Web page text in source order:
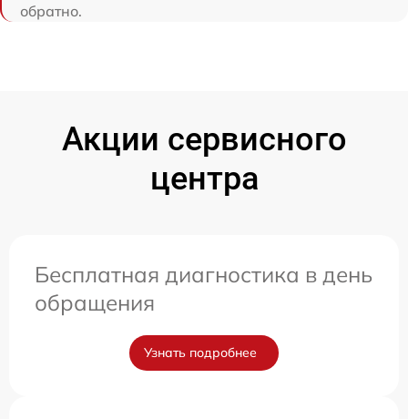
обратно.
Акции сервисного
центра
Бесплатная диагностика в день
обращения
Узнать подробнее